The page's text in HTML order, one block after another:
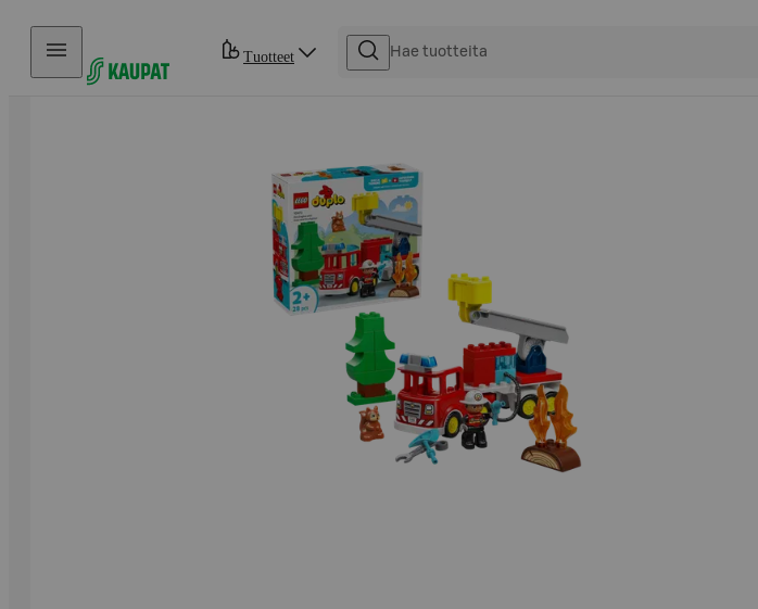
Hyppää sisältöön
Tuotteet